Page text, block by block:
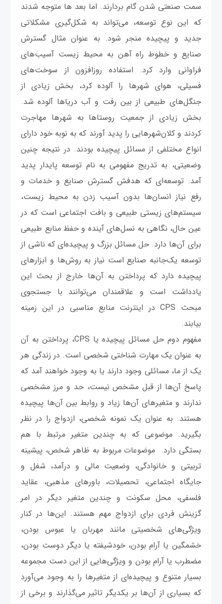
سمت صنعتی شدن گام بردارند. اما بعد ها متوجه شدند
که این نوع توسعه، می‌تواند به شکل‌گیری مشکلاتی
جدید و پیچیده منجر شود. به عنوان مثال گسترش
صنایع و خطوط راه آهن به محیط زیست آسیب‌های
فراوانی وارد کرد. استفاده روزافزون از سوخت‌های
فسیلی، هوای شهرها را آلوده کرد، بخش‌ زیادی از
جنگل‌های طبیعی از بین رفت و آب دریاها آلوده شد.
بخش زیادی از جمعیت روستاها به شهرها مهاجرت
کردند و کلان‌شهرهایی را پدید آورند که به نوبه خود دارای
انواع مختلفی از مسائل پیچیده بودند. در نتیجه چنین
وضعیتی، به تدریج مفهومی به نام توسعه پایدار پدید
آمد. توسعه‌ای که هدفش گسترش صنایع و خدمات و
رفع نیاز انسان‌ها بدون آسیب زدن به محیط زیست،
سیستم‌های زیستی طبیعی و بافت اجتماعی است که در
عین حال، نگاهی به نسل‌های آینده و حفظ منابع طبیعی
برای آن‌ها دارد. حل مسائل بزرگ و پیچیده‌ای که ناشی از
توسعه یک‌جانبه صنایع است نیاز به روش‌ها و ابزارهای
پیچیده دارد که پرداختن به آن‌ها خارج از بحث این
یادداشت است و علاقمندان می‌توانند با جستجوی
مبحث CPS در اینترنت منابع مناسبی در این زمینه
بیابند.
مفهوم دوم حل مسائل پیچیده یا CPS، پرداختن به آن
به عنوان یک مهارت شناختی شخصی است. در زندگی هر
یک از ما، مسائلی وجود دارند یا به وجود خواهند آمد که
پاسخ آن‌ها از قبل مشخص نیست، حد و مرز مشخصی
ندارند و متغیرهای آن‌ها زیاد و روابط بین آن‌ها پیچیده
هستند. به عنوان یک نمونه شخصی، ازدواج را در نظر
بگیرید. موضوعی که به چندین متغیر مرتبط با هم
بستگی دارد. موضوعات مربوط به ظاهر شخص، پیشینه
تربیتی و خانوادگی، وضعیت مالی و درآمد، شغل و
جایگاه اجتماعی، تحصیلات، باورهای مذهبی، عقاید
فلسفی، محل سکونت و چندین متغیر دیگر در امر
گزینش فردی برای ازدواج مهم هستند. این‌ها در کنار
ویژگی‌های شخصیتی مانند مهربان یا عبوس بودن،
خشمگین یا آرام بودن، خودشیفته یا دیگر دوست بودن،
مضطرب یا آرام بودن و ویژگی‌هایی از این دست مجموعه
بسیار متنوع و پیچیده‌ای از متغیرها را به وجود می‌آورد
که بسیاری از آن‌ها بر یکدیگر تاثیر می‌گذارند و برخی از